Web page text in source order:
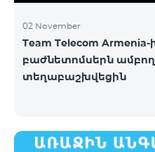
02 November
Team Telecom
բաժնետոմսերն
տեղաբաշխվեցին